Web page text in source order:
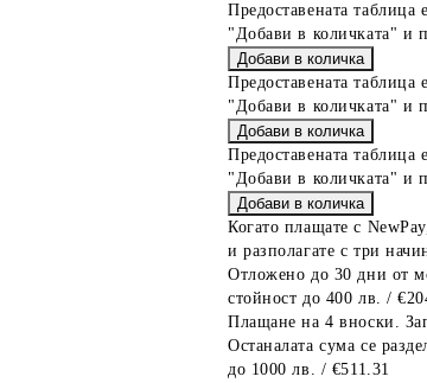
Предоставената
"Добави в количката" и
Предоставената
"Добави в количката" и
Предоставената
"Добави в количката" и
Когато плащате с
и разполагате с три
Отложено до 30 дни от
стойност до 400 лв. /
Плащане на 4 вноски.
Останалата сума се
до 1000 лв. / €511.31